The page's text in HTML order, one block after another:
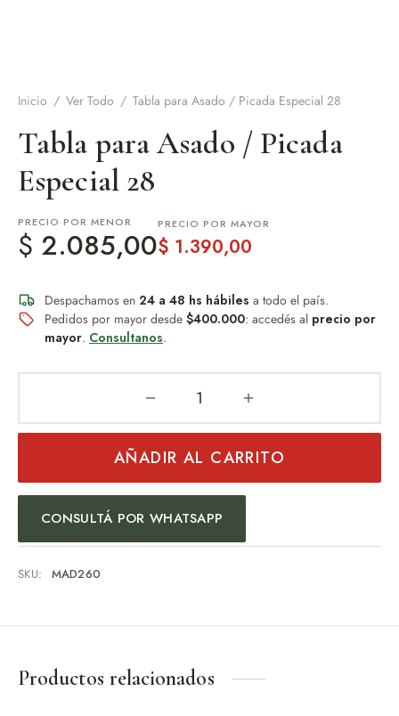
Inicio / Ver Todo / Tabla para Asado / Picada Especial 28
Tabla para Asado / Picada
Especial 28
PRECIO POR MENOR
$ 2.085,00
PRECIO POR MAYOR
$ 1.390,00
Despachamos en 24 a 48 hs hábiles a todo el país.
Pedidos por mayor desde $400.000: accedés al precio por
mayor. Consultanos.
AÑADIR AL CARRITO
CONSULTÁ POR WHATSAPP
SKU: MAD260
Productos relacionados
y accesorios